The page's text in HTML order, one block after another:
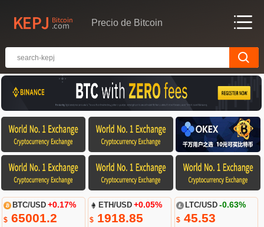
Precio de Bitcoin
BTC/USD +0.17%
$65001.2
ETH/USD +0.05%
$ 1918.85
LTC/USD -0.63%
$45.53